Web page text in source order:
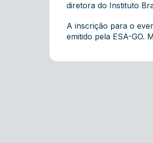
diretora do Instituto
A inscrição para o
emitido pela ESA-GO.